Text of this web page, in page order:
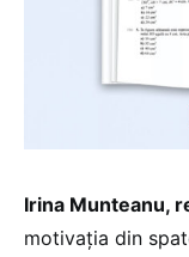
Irina Munteanu,
motivația din